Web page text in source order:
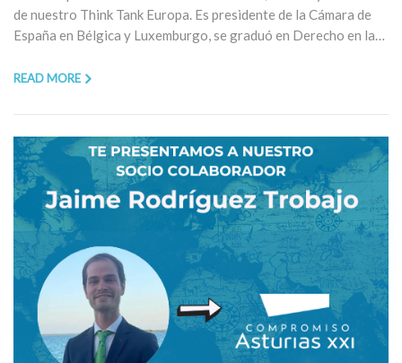
de nuestro Think Tank Europa. Es presidente de la Cámara de
España en Bélgica y Luxemburgo, se graduó en Derecho en la…
READ MORE